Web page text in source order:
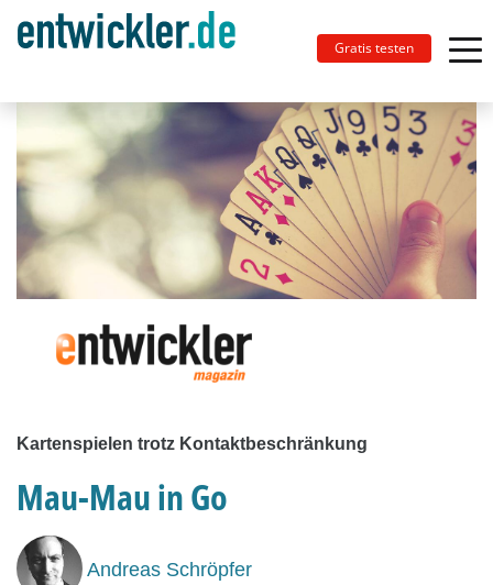
Gratis testen
Kartenspielen trotz Kontaktbeschränkung
Mau-Mau in Go
Andreas Schröpfer